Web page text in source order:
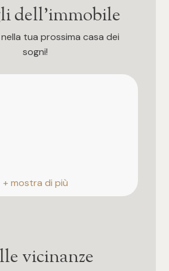
dell'immobile
tua prossima casa dei
sogni!
vicinanze